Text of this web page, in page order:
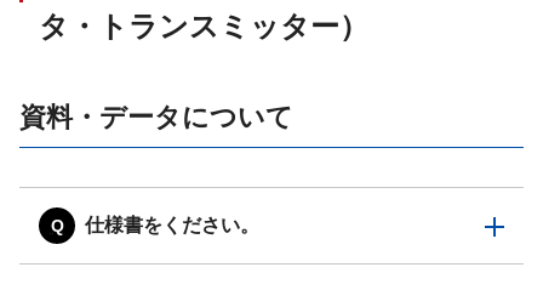
タ・トランスミッター）
資料・データについて
仕様書をください。